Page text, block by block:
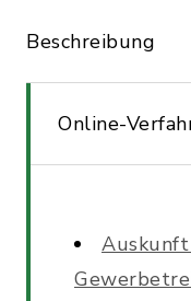
Beschreibung
Online-